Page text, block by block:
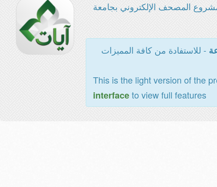
المصحف الإلكتروني بجامعة
- للاستفادة من كافة المميزات
This is the light version of the
interfaceto view full features